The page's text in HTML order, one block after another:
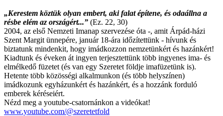
„Kerestem köztük olyan embert, aki falat építene, és odaállna a
résbe elém az országért...” (Ez. 22, 30)
2004, az első Nemzeti Imanap szervezése óta -, amit Árpád-házi
Szent Margit ünnepére, január 18-ára időzítettünk - hívunk és
biztatunk mindenkit, hogy imádkozzon nemzetünkért és hazánkért!
Kiadtunk és éveken át ingyen terjesztettünk több ingyenes ima- és
elmélkedő füzetet (és van egy Szeretet földje imafüzetünk is).
Hetente több közösségi alkalmunkon (és több helyszínen)
imádkozunk egyházunkért és hazánkért, és a hozzánk forduló
emberek kéréseiért.
Nézd meg a youtube-csatornánkon a videókat!
www.youtube.com/@szeretetfold